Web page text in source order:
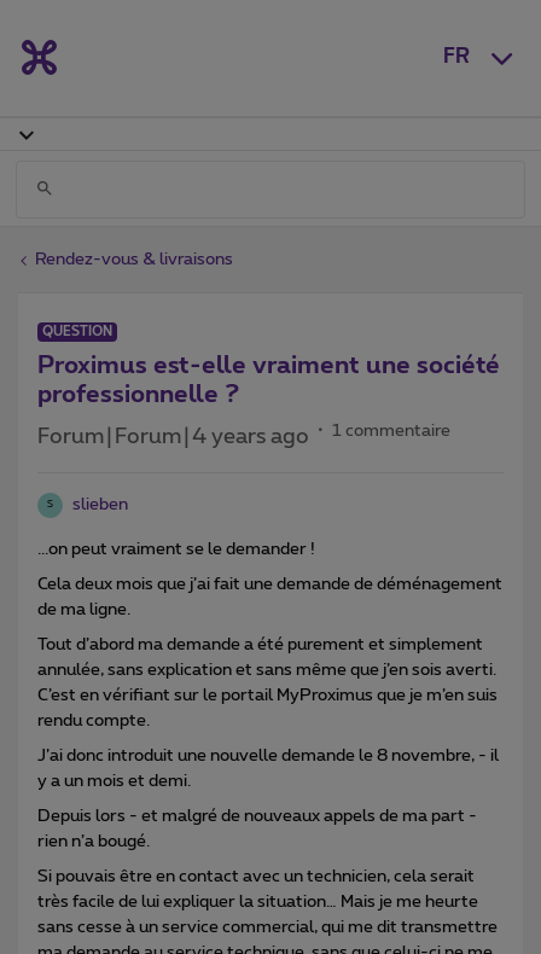
FR
Rendez-vous & livraisons
QUESTION
Proximus est-elle vraiment une société
professionnelle ?
Forum|Forum|4 years ago 1 commentaire
S slieben
...on peut vraiment se le demander !
Cela deux mois que j’ai fait une demande de déménagement
de ma ligne.
Tout d’abord ma demande a été purement et simplement
annulée, sans explication et sans même que j’en sois averti.
C’est en vérifiant sur le portail MyProximus que je m’en suis
rendu compte.
J’ai donc introduit une nouvelle demande le 8 novembre, - il
y a un mois et demi.
Depuis lors - et malgré de nouveaux appels de ma part -
rien n’a bougé.
Si pouvais être en contact avec un technicien, cela serait
très facile de lui expliquer la situation… Mais je me heurte
sans cesse à un service commercial, qui me dit transmettre